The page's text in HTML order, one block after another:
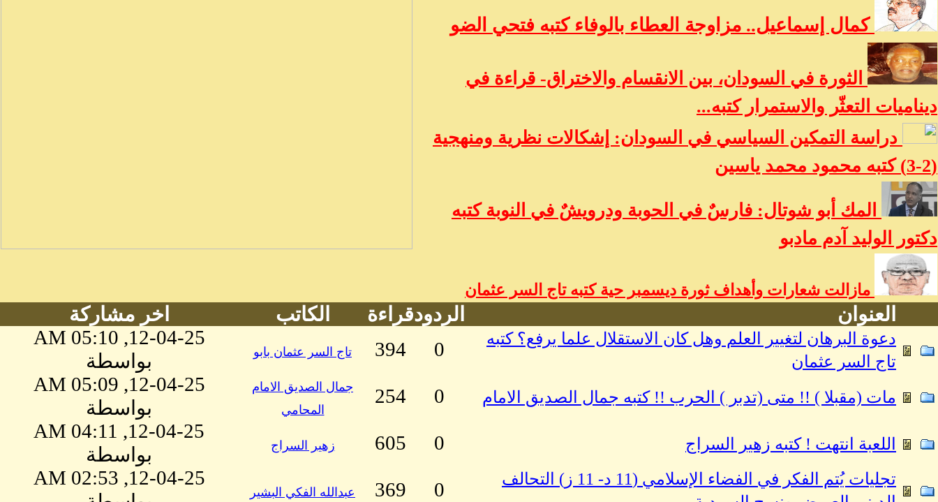
كمال إسماعيل.. مزاوجة العطاء بالوفاء كتبه فتحي الضو
الثورة في السودان، بين الانقسام والاختراق- قراءة في
ديناميات التعثّر والاستمرار كتبه...
دراسة التمكين السياسي في السودان: إشكالات نظرية ومنهجية
(2-3) كتبه محمود محمد ياسين
المك أبو شوتال: فارسٌ في الحوبة ودرويشٌ في النوبة كتبه
دكتور الوليد آدم مادبو
مازالت شعارات وأهداف ثورة ديسمبر حية كتبه تاج السر عثمان
العنوان الردودقراءة الكاتب اخر مشاركة
دعوة البرهان لتغيير العلم وهل كان الاستقلال علما يرفع؟ كتبه
تاج السر عثمان
0
394 تاج السر عثمان بابو
12-04-25, 05:10 AM
بواسطة
مات (مقبلا ) !! متى (تدبر ) الحرب !! كتبه جمال الصديق الامام 0
254
جمال الصديق الامام
المحامي
12-04-25, 05:09 AM
بواسطة
اللعبة انتهت ! كتبه زهير السراج 0
605 زهير السراج
12-04-25, 04:11 AM
بواسطة
تجليات يُتم الفكر في الفضاء الإسلامي (11 د- 11 ز) التحالف
0
369 عبدالله الفكي البشير
12-04-25, 02:53 AM